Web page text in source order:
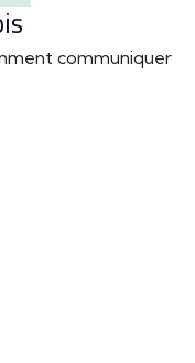
communiquer